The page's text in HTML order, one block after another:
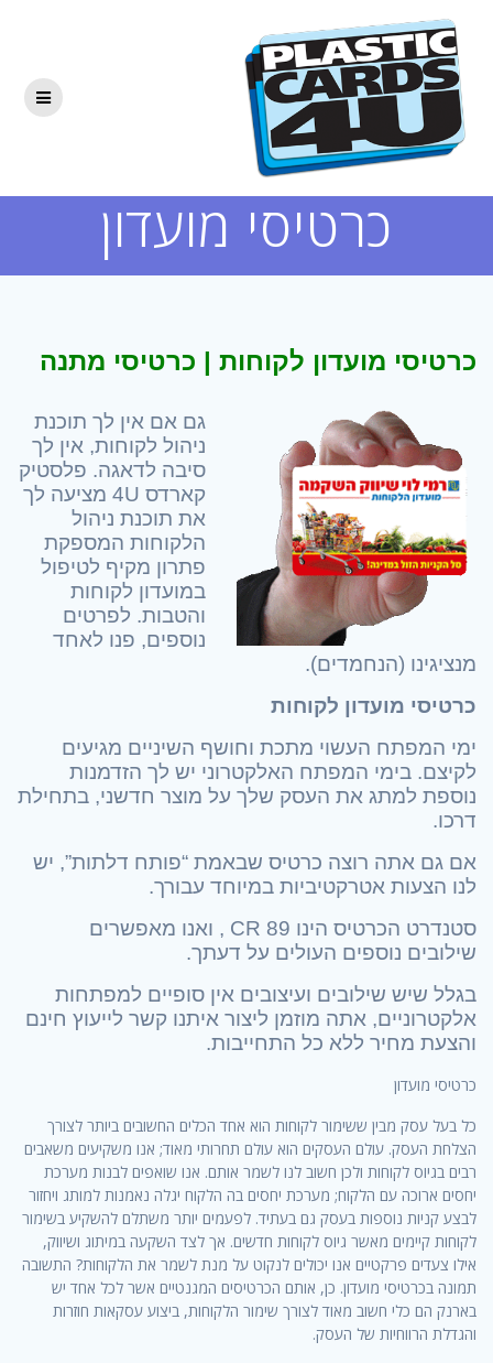
content
כרטיסי מועדון
כרטיסי מועדון לקוחות | כרטיסי מתנה
גם אם אין לך תוכנת
ניהול לקוחות, אין לך
סיבה לדאגה. פלסטיק
קארדס 4U מציעה לך
את תוכנת ניהול
הלקוחות המספקת
פתרון מקיף לטיפול
במועדון לקוחות
והטבות. לפרטים
נוספים, פנו לאחד
מנציגינו (הנחמדים).
כרטיסי מועדון לקוחות
ימי המפתח העשוי מתכת וחושף השיניים מגיעים
לקיצם. בימי המפתח האלקטרוני יש לך הזדמנות
נוספת למתג את העסק שלך על מוצר חדשני, בתחילת
דרכו.
אם גם אתה רוצה כרטיס שבאמת “פותח דלתות”, יש
לנו הצעות אטרקטיביות במיוחד עבורך.
סטנדרט הכרטיס הינו CR 89 , ואנו מאפשרים
שילובים נוספים העולים על דעתך.
בגלל שיש שילובים ועיצובים אין סופיים למפתחות
אלקטרוניים, אתה מוזמן ליצור איתנו קשר לייעוץ חינם
והצעת מחיר ללא כל התחייבות.
כרטיסי מועדון
כל בעל עסק מבין ששימור לקוחות הוא אחד הכלים החשובים ביותר לצורך
הצלחת העסק. עולם העסקים הוא עולם תחרותי מאוד; אנו משקיעים משאבים
רבים בגיוס לקוחות ולכן חשוב לנו לשמר אותם. אנו שואפים לבנות מערכת
יחסים ארוכה עם הלקוח; מערכת יחסים בה הלקוח יגלה נאמנות למותג ויחזור
לבצע קניות נוספות בעסק גם בעתיד. לפעמים יותר משתלם להשקיע בשימור
לקוחות קיימים מאשר גיוס לקוחות חדשים. אך לצד השקעה במיתוג ושיווק,
אילו צעדים פרקטיים אנו יכולים לנקוט על מנת לשמר את הלקוחות? התשובה
תמונה בכרטיסי מועדון. כן, אותם הכרטיסים המגנטיים אשר לכל אחד יש
בארנק הם כלי חשוב מאוד לצורך שימור הלקוחות, ביצוע עסקאות חוזרות
והגדלת הרווחיות של העסק.